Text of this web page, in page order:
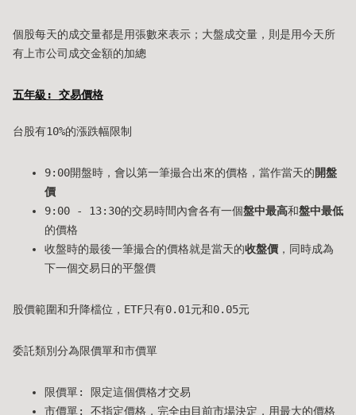
個股每天的成交量都是用張數來表示；大盤成交量，則是用今天所
有上市公司成交金額的加總
五年級: 交易價格
台股有10%的漲跌幅限制
9:00開盤時，會以第一筆撮合出來的價格，當作當天的開盤
價
9:00 - 13:30的交易時間內會各有一個盤中最高和盤中最低
的價格
收盤時的最後一筆撮合的價格就是當天的收盤價 ，同時成為
下一個交易日的平盤價
股價範圍和升降檔位，ETF只有0.01元和0.05元
委託類別分為限價單和市價單
限價單: 限定這個價格才交易
市價單: 不指定價格，完全由目前市場決定，用最大的價格